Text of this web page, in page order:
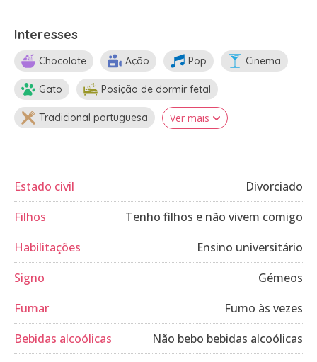
Interesses
Chocolate Ação Pop Cinema
Gato Posição de dormir fetal
Tradicional portuguesa Ver mais
Estado civil
Divorciado
Filhos
Tenho filhos e não vivem comigo
Habilitações
Ensino universitário
Signo
Gémeos
Fumar
Fumo às vezes
Bebidas alcoólicas
Não bebo bebidas alcoólicas